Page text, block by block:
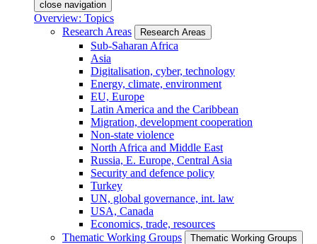
close navigation
Overview: Topics
Research Areas
Research Areas
Sub-Saharan Africa
Asia
Digitalisation, cyber, technology
Energy, climate, environment
EU, Europe
Latin America and the Caribbean
Migration, development cooperation
Non-state violence
North Africa and Middle East
Russia, E. Europe, Central Asia
Security and defence policy
Turkey
UN, global governance, int. law
USA, Canada
Economics, trade, resources
Thematic Working Groups
Thematic Working Groups